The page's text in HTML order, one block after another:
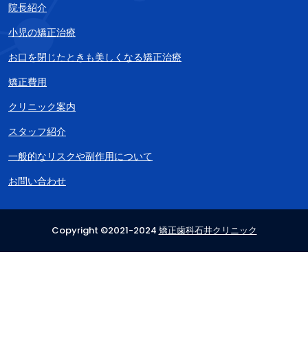
院長紹介
小児の矯正治療
お口を閉じたときも美しくなる矯正治療
矯正費用
クリニック案内
スタッフ紹介
一般的なリスクや副作用について
お問い合わせ
Copyright ©2021-2024 矯正歯科石井クリニック